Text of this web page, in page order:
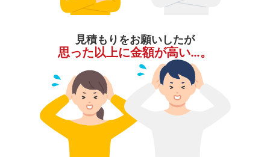
見積もりをお願いしたが
思った以上に金額が高い…。